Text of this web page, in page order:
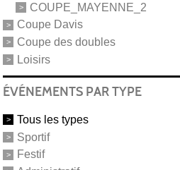
COUPE_MAYENNE_2
Coupe Davis
Coupe des doubles
Loisirs
ÉVÉNEMENTS PAR TYPE
Tous les types
Sportif
Festif